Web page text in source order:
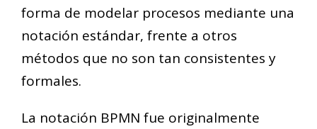
forma de modelar procesos mediante una
notación estándar, frente a otros
métodos que no son tan consistentes y
formales.
La notación BPMN fue originalmente